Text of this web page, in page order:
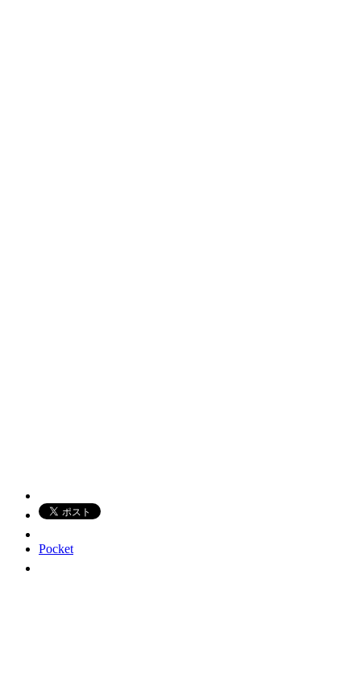
Pocket